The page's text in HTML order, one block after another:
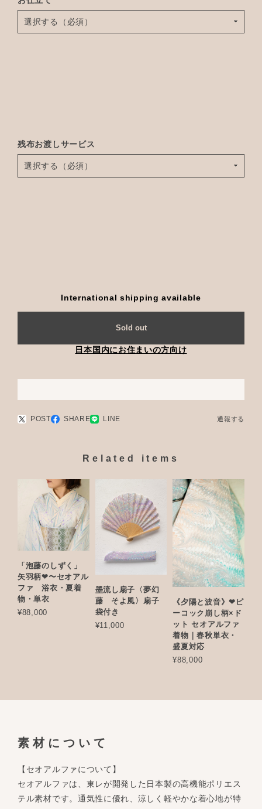
残布お渡しサービス
International shipping available
Sold out
日本国内にお住まいの方向け
POST SHARE LINE 通報する
Related items
「泡藤のしずく」
矢羽柄❤︎〜セオアル
ファ 浴衣・夏着
物・単衣
¥88,000
墨流し扇子〈夢幻
藤 そよ風〉扇子
袋付き
¥11,000
《夕陽と波音》❤︎ピ
ーコック崩し柄×ド
ット セオアルファ
着物｜春秋単衣・
盛夏対応
¥88,000
素材について
【セオアルファについて】
セオアルファは、東レが開発した日本製の高機能ポリエス
テル素材です。通気性に優れ、涼しく軽やかな着心地が特